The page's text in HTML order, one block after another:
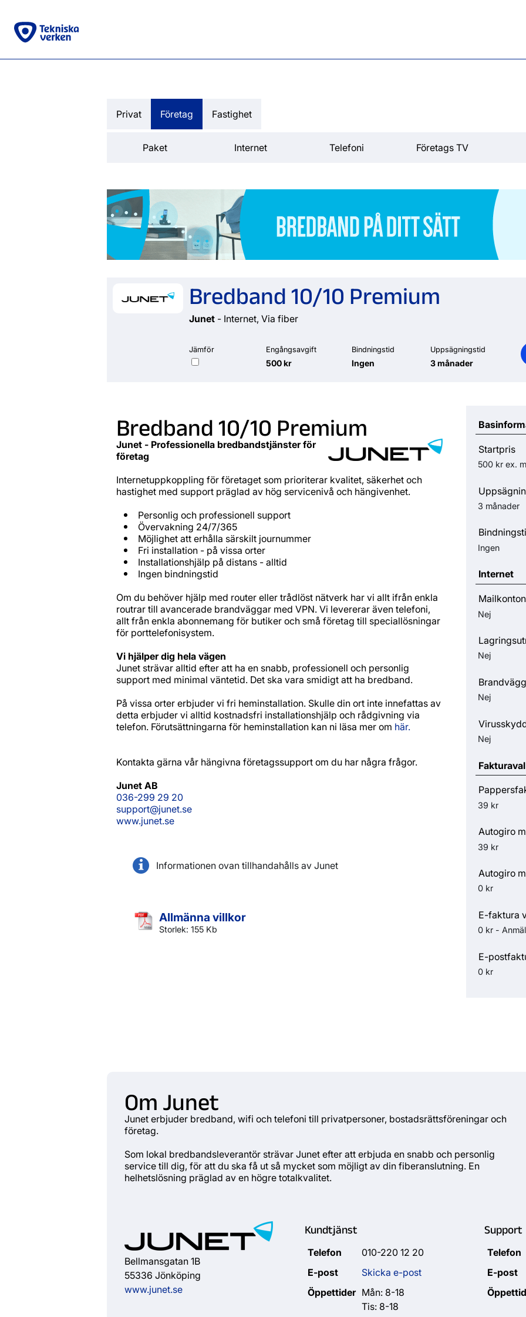
Privat Företag Fastighet
Paket Internet Telefoni Företags TV
Bredband 10/10 Premium
Junet - Internet, Via fiber
Jämför Engångsavgift
500 kr
Bindningstid
Ingen
Uppsägningstid
3 månader
Bredband 10/10 Premium
Junet - Professionella bredbandstjänster för
företag
Internetuppkoppling för företaget som prioriterar kvalitet, säkerhet och
hastighet med support präglad av hög servicenivå och hängivenhet.
Personlig och professionell support
Övervakning 24/7/365
Möjlighet att erhålla särskilt journummer
Fri installation - på vissa orter
Installationshjälp på distans - alltid
Ingen bindningstid
Om du behöver hjälp med router eller trådlöst nätverk har vi allt ifrån enkla
routrar till avancerade brandväggar med VPN. Vi levererar även telefoni,
allt från enkla abonnemang för butiker och små företag till speciallösningar
för porttelefonisystem.
Vi hjälper dig hela vägen
Junet strävar alltid efter att ha en snabb, professionell och personlig
support med minimal väntetid. Det ska vara smidigt att ha bredband.
På vissa orter erbjuder vi fri heminstallation. Skulle din ort inte innefattas av
detta erbjuder vi alltid kostnadsfri installationshjälp och rådgivning via
telefon. Förutsättningarna för heminstallation kan ni läsa mer om här.
Kontakta gärna vår hängivna företagssupport om du har några frågor.
Junet AB
036-299 29 20
support@junet.se
www.junet.se
Informationen ovan tillhandahålls av Junet
Allmänna villkor
Storlek: 155 Kb
Startpris
500 krex.
3 månader
Ingen
Internet
Mailkonton
Nej
Nej
Brandvägg
Nej
Nej
Fakturaval
39 kr
Autogiro
39 kr
Autogiro
0 kr
E-faktura
0 kr -
E-
0 kr
Om Junet
Junet erbjuder bredband, wifi och telefoni till privatpersoner, bostadsrättsföreningar och
företag.
Som lokal bredbandsleverantör strävar Junet efter att erbjuda en snabb och personlig
service till dig, för att du ska få ut så mycket som möjligt av din fiberanslutning. En
helhetslösning präglad av en högre totalkvalitet.
Bellmansgatan 1B
55336 Jönköping
www.junet.se
Kundtjänst
Telefon
010-220 12 20
E-post
Skicka e-post
Öppettider Mån: 8-18
Tis: 8-18
Support
Telefon
E-post